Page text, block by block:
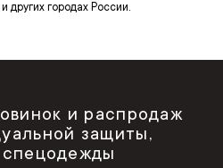
других городах России.
и распродаж
защиты,